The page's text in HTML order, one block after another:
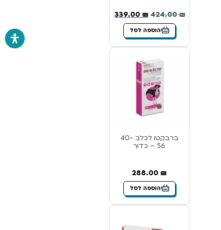
424.00₪
339.00 ₪
הוספה לסל
ברבקטו לכלב 40-
56 – כדור
288.00 ₪
הוספה לסל